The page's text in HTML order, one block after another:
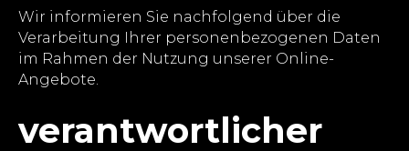
Wir informieren Sie nachfolgend über die
Verarbeitung Ihrer personenbezogenen Daten
im Rahmen der Nutzung unserer Online-
Angebote.
verantwortlicher